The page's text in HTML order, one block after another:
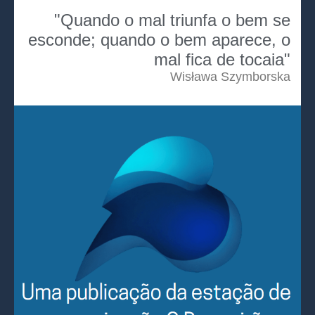
"Quando o mal triunfa o bem se
esconde; quando o bem aparece, o
mal fica de tocaia"
Wisława Szymborska